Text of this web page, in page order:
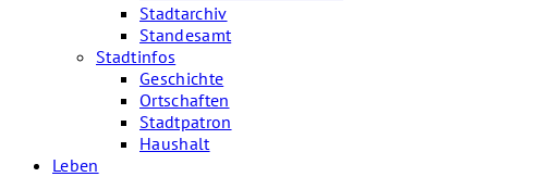
Stadtarchiv
Standesamt
Stadtinfos
Geschichte
Ortschaften
Stadtpatron
Haushalt
Leben